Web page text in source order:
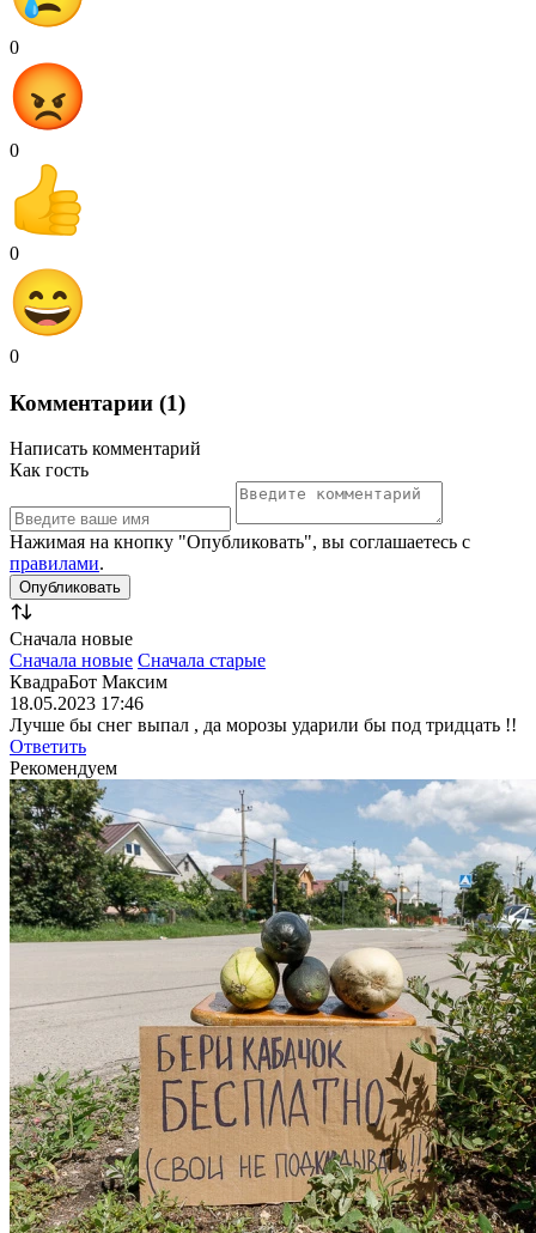
0
0
0
0
Комментарии (1)
Написать комментарий
Как гость
Нажимая на кнопку "Опубликовать", вы соглашаетесь с
правилами.
Сначала новые
Сначала новые Сначала старые
КвадраБот Максим
18.05.2023 17:46
Лучше бы снег выпал , да морозы ударили бы под тридцать !!
Ответить
Рекомендуем